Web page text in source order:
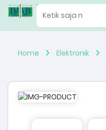
Home Elektronik